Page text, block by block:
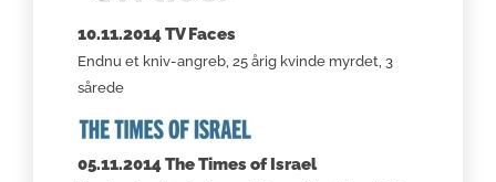
10.11.2014 TV Faces
Endnu et kniv-angreb, 25 årig kvinde myrdet, 3
sårede
05.11.2014 The Times of Israel